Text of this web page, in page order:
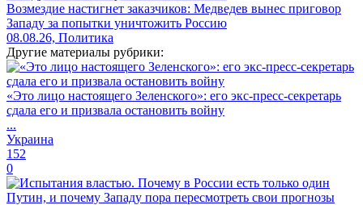
Возмездие настигнет заказчиков: Медведев вынес приговор
Западу за попытки уничтожить Россию
08.08.26, Политика
Другие материалы рубрики:
«Это лицо настоящего Зеленского»: его экс-пресс-секретарь
сдала его и призвала остановить войну
...
Украина
152
0